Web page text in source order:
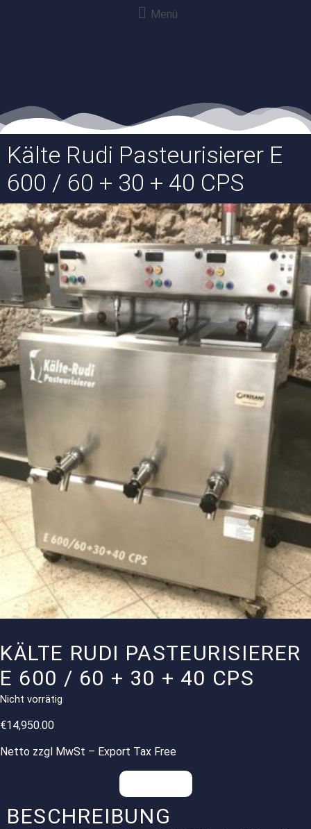
Menü
Kälte Rudi Pasteurisierer E
600 / 60 + 30 + 40 CPS
KÄLTE RUDI PASTEURISIERER
E 600 / 60 + 30 + 40 CPS
Nicht vorrätig
€14,950.00
Netto zzgl MwSt – Export Tax Free
BESCHREIBUNG